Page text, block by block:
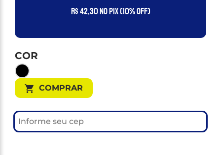
R$42,30no PIX (10% OFF)
COR
COMPRAR